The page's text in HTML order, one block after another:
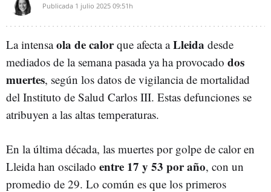
Publicada 1 julio 2025 09:51h
La intensaola de calorque afecta aLleida desde
mediados de la semana pasada ya ha provocado dos
muertes, según los datos de vigilancia de mortalidad
del Instituto de Salud Carlos III. Estas defunciones se
atribuyen a las altas temperaturas.
En la última década, las muertes por golpe de calor en
Lleida han oscilado entre 17 y 53 por año, con un
promedio de 29. Lo común es que los primeros